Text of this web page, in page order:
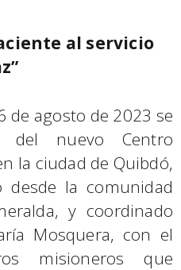
al servicio
de agosto de 2023 se
del nuevo Centro
la ciudad de Quibdó,
la comunidad
y coordinado
Mosquera, con el
misioneros que